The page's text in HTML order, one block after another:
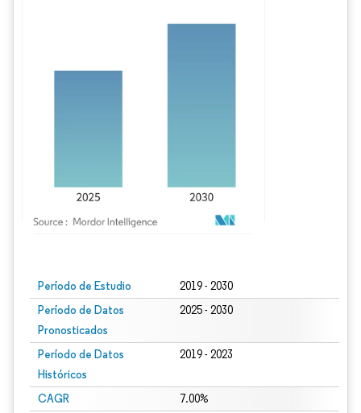
Período de Estudio 2019 - 2030
Período de Datos
Pronosticados
2025 - 2030
Período de Datos
Históricos
2019 - 2023
CAGR 7.00%